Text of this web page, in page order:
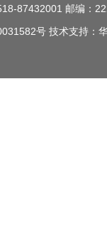
87432001 邮编：
号 技术支持：